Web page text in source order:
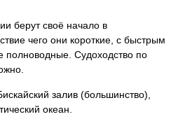
берут своё начало в
чего они короткие, с быстрым
полноводные. Судоходство по
залив (большинство),
океан.